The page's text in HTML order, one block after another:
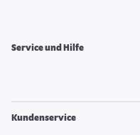
Service und Hilfe
Kundenservice